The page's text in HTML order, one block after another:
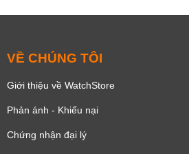
VỀ CHÚNG TÔI
Giới thiệu về WatchStore
Phản ánh - Khiếu nại
Chứng nhận đại lý